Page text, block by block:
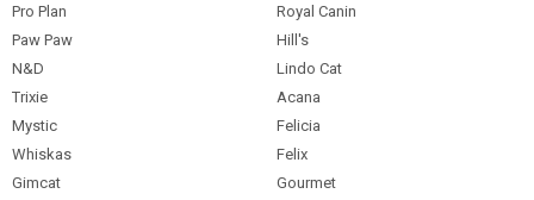
Pro Plan
Royal Canin
Paw Paw
Hill's
N&D
Lindo Cat
Trixie
Acana
Mystic
Felicia
Whiskas
Felix
Gimcat
Gourmet